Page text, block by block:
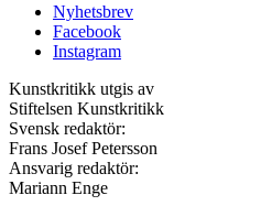
Nyhetsbrev
Facebook
Instagram
Kunstkritikk utgis av
Stiftelsen Kunstkritikk
Svensk redaktör:
Frans Josef Petersson
Ansvarig redaktör:
Mariann Enge